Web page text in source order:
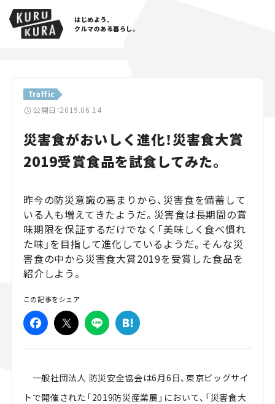
はじめよう、
クルマのある暮らし。
Traffic
公開日：2019.06.14
災害食がおいしく進化！災害食大賞
2019受賞食品を試食してみた。
昨今の防災意識の高まりから、災害食を備蓄して
いる人も増えてきたようだ。災害食は長期間の賞
味期限を保証するだけでなく「美味しく食べ慣れ
た味」を目指して進化しているようだ。そんな災
害食の中から災害食大賞2019を受賞した食品を
紹介しよう。
この記事をシェア
一般社団法人 防災安全協会は6月6日、東京ビッグサイ
トで開催された「2019防災産業展」において、「災害食大
Cars
Lifestyle
Traffic
Special
Series
Campaign
人気のハッシュタグ
スズキ ジムニー｜Suzuki Jimny